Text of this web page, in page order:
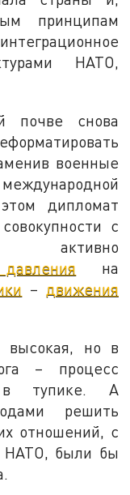
принципам
НАТО,
почве снова
военные
дипломат
с
активно
на
– движения
высокая, но в
– процесс
в тупике. А
решить
отношений, с
НАТО, были бы